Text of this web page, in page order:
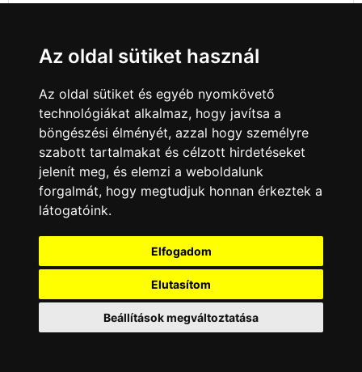
Minden jog fenntartva © 2008 - 2026
A csatornák a műsorváltoztatás jogát
fenntartják! A portál üzemeltetője semmiféle
felelősséget nem vállal a weboldalon
megjelentetett hirdetések tartalmáért, illetve a
hirdetésekhez feltöltött képekért!
Az oldal sütiket használ
Az oldal sütiket és egyéb nyomkövető
technológiákat alkalmaz, hogy javítsa a
böngészési élményét, azzal hogy személyre
szabott tartalmakat és célzott hirdetéseket
jelenít meg, és elemzi a weboldalunk
forgalmát, hogy megtudjuk honnan érkeztek a
látogatóink.
Elfogadom
Elutasítom
Beállítások megváltoztatása